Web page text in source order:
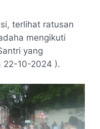
terlihat ratusan
mengikuti
yang
22-10-2024 ).